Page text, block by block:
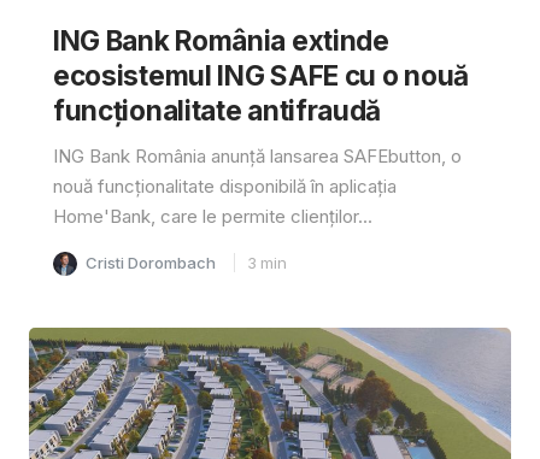
ING Bank România extinde
ecosistemul ING SAFE cu o nouă
funcționalitate antifraudă
ING Bank România anunță lansarea SAFEbutton, o
nouă funcționalitate disponibilă în aplicația
Home'Bank, care le permite clienților...
Cristi Dorombach 3 min